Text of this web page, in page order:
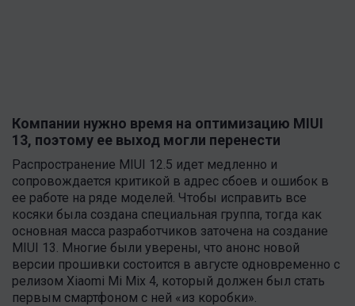
Компании нужно время на оптимизацию MIUI
13, поэтому ее выход могли перенести
Распространение MIUI 12.5 идет медленно и
сопровождается критикой в адрес сбоев и ошибок в
ее работе на ряде моделей. Чтобы исправить все
косяки была создана специальная группа, тогда как
основная масса разработчиков заточена на создание
MIUI 13. Многие были уверены, что анонс новой
версии прошивки состоится в августе одновременно с
релизом Xiaomi Mi Mix 4, который должен был стать
первым смартфоном с ней «из коробки».